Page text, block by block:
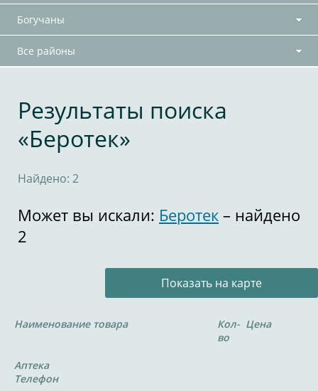
Богучаны
Все районы
Результаты поиска
«Беротек»
Найдено: 2
Может вы искали: Беротек – найдено
2
Показать на карте
Наименование товара
Кол-
во
Цена
Аптека
Телефон